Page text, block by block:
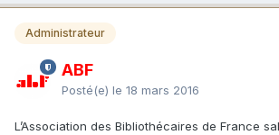
Administrateur
ABF
Posté(e) le 18 mars 2016
L’Association des Bibliothécaires de France